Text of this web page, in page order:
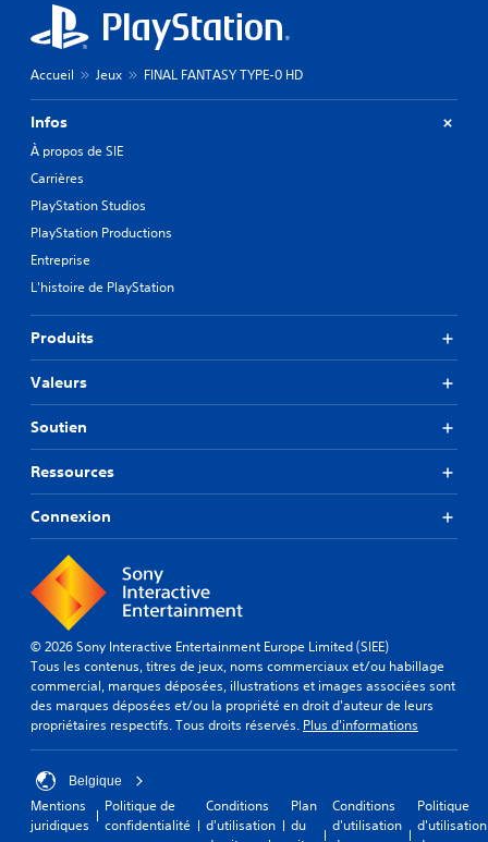
Accueil Jeux FINAL FANTASY TYPE-0 HD
Infos
À propos de SIE
Carrières
PlayStation Studios
PlayStation Productions
Entreprise
L'histoire de PlayStation
Produits
Valeurs
Soutien
Ressources
Connexion
© 2026 Sony Interactive Entertainment Europe Limited (SIEE)
Tous les contenus, titres de jeux, noms commerciaux et/ou habillage
commercial, marques déposées, illustrations et images associées sont
des marques déposées et/ou la propriété en droit d'auteur de leurs
propriétaires respectifs. Tous droits réservés. Plus d'informations
Belgique
Mentions
juridiques
Politique de
confidentialité
Conditions
d'utilisation
Plan
du
Conditions
d'utilisation
Politique
d'utilisation